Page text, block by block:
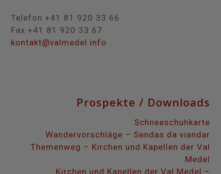
Telefon +41 81 920 33 66
Fax +41 81 920 33 67
kontakt@valmedel.info
Prospekte / Downloads
Schneeschuhkarte
Wandervorschläge – Sendas da viandar
Themenweg – Kirchen und Kapellen der Val
Medel
Kirchen und Kapellen der Val Medel –